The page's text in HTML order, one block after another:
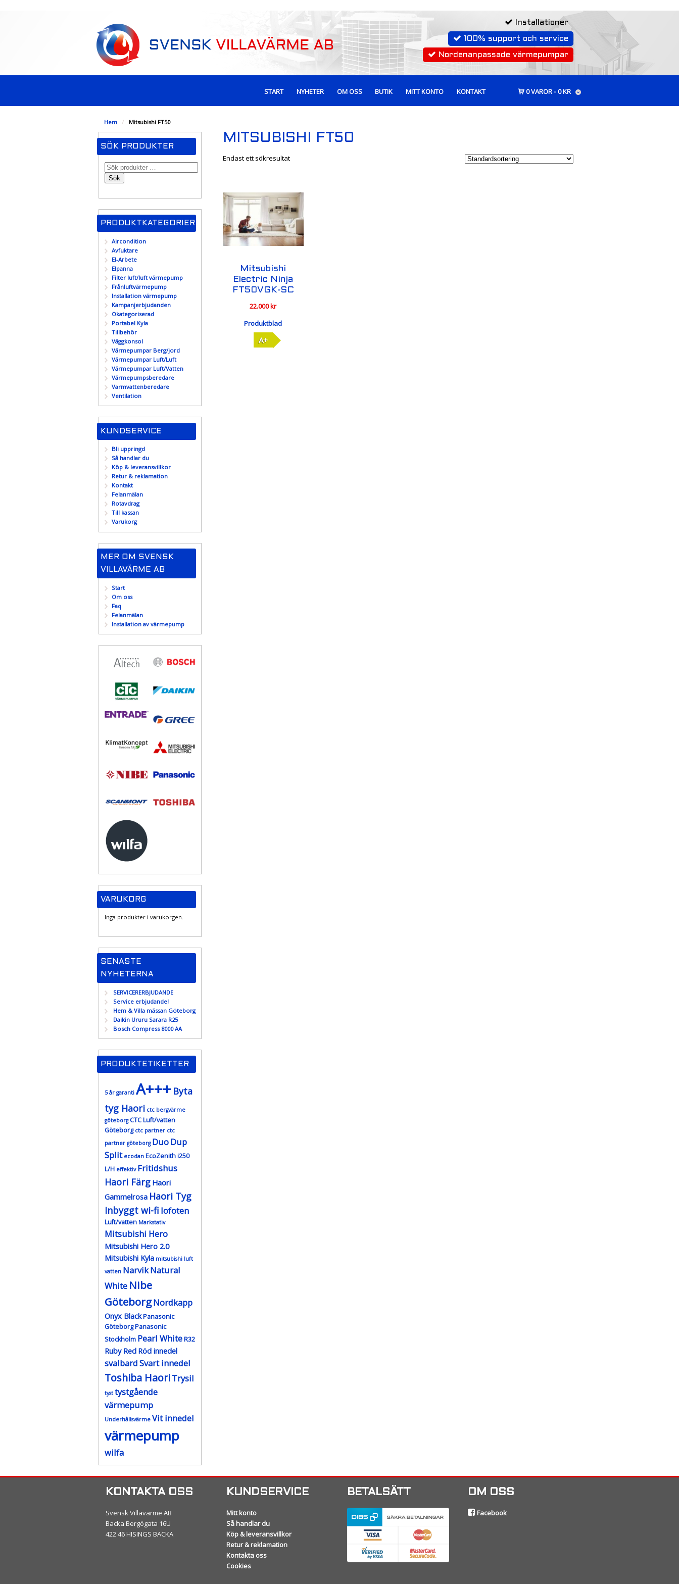
Installationer
100% support och service
Nordenanpassade värmepumpar
START NYHETER OM OSS BUTIK MITT KONTO KONTAKT 0 VAROR 0 KR
Hem / Mitsubishi FT50
MITSUBISHI FT50
Endast ett sökresultat
Mitsubishi
Electric Ninja
FT50VGK-SC
22.000kr
Produktblad
A+
SÖK PRODUKTER
Sök
PRODUKTKATEGORIER
Aircondition
Avfuktare
El-Arbete
Elpanna
Filter luft/luft värmepump
Frånluftvärmepump
Installation värmepump
Kampanjerbjudanden
Okategoriserad
Portabel Kyla
Tillbehör
Väggkonsol
Värmepumpar Berg/jord
Värmepumpar Luft/Luft
Värmepumpar Luft/Vatten
Värmepumpsberedare
Varmvattenberedare
Ventilation
KUNDSERVICE
Bli uppringd
Så handlar du
Köp & leveransvillkor
Retur & reklamation
Kontakt
Felanmälan
Rotavdrag
Till kassan
Varukorg
MER OM SVENSK
VILLAVÄRME AB
Start
Om oss
Faq
Felanmälan
Installation av värmepump
VARUKORG
Inga produkter i varukorgen.
SENASTE
NYHETERNA
SERVICERERBJUDANDE
Service erbjudande!
Hem & Villa mässan Göteborg
Daikin Ururu Sarara R25
Bosch Compress 8000 AA
PRODUKTETIKETTER
5 år garanti A+++ Byta
tyg Haori ctc bergvärme
göteborg CTC Luft/vatten
Göteborg ctc partner ctc
partner göteborg DuoDup
Split ecodan EcoZenith i250
L/H effektiv Fritidshus
Haori Färg Haori
Gammelrosa Haori Tyg
Inbyggt wi-fi lofoten
Luft/vatten Markstativ
Mitsubishi Hero
Mitsubishi Hero 2.0
Mitsubishi Kyla mitsubishi luft
vatten NarvikNatural
White Nibe
GöteborgNordkapp
Onyx Black Panasonic
Göteborg Panasonic
Stockholm Pearl White R32
Ruby Red Röd innedel
svalbardSvart innedel
Toshiba HaoriTrysil
tyst tystgående
värmepump
Underhållsvärme Vit innedel
värmepump
wilfa
KONTAKTA OSS
Svensk Villavärme AB
Backa Bergögata 16U
422 46 HISINGS BACKA
KUNDSERVICE
Mitt konto
Så handlar du
Köp & leveransvillkor
Retur & reklamation
Kontakta oss
Cookies
BETALSÄTT OM OSS
Facebook